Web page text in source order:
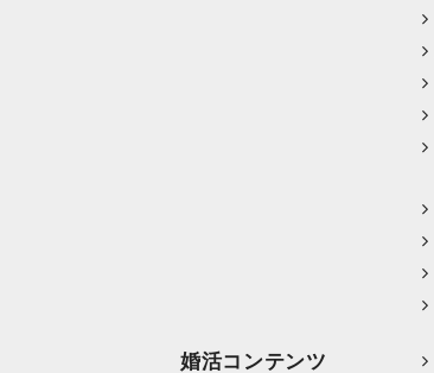
婚活コンテンツ